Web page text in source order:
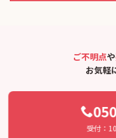
ご不明点や
お気軽
受付：